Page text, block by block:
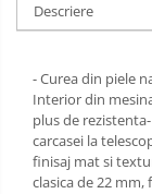
Descriere
- Curea din piele
Interior din
plus de
carcasei la
finisaj mat si
clasica de 22